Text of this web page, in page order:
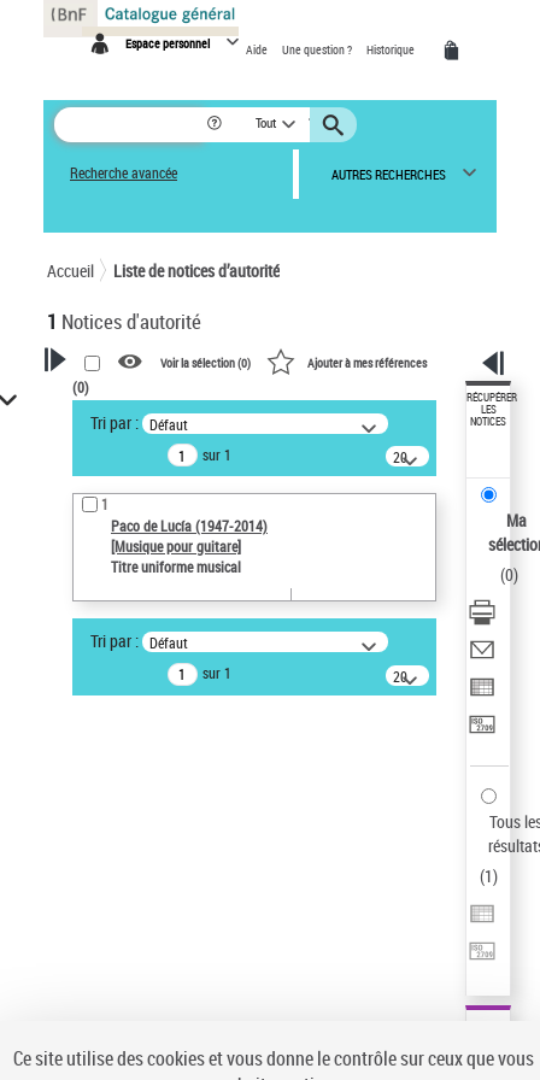
Espace personnel Aide Une question ? Historique
Tout
Recherche avancée AUTRES RECHERCHES
Accueil Liste de notices d’autorité
1 Notices d'autorité
VOTRE RECHERCHE
Recherche avancée dans les
notices d’autorité
Œuvres liées à l'auteur :
Paco de Lucía (1947-2014)
Type de notice d'autorité
Œuvre
Sauvegarder votre recherche
Voir la sélection (0) Ajouter à mes références
(0)
Tri par : Défaut
sur 1
20
résultats/page
1
Paco de Lucía (1947-2014)
[Musique pour guitare]
Titre uniforme musical
Tri par : Défaut
sur 1
20
résultats/page
RÉCUPÉRER
LES
NOTICES
Ma
(0)
Tous
(1)
Panneau de gestion des cookies
Ce site utilise des cookies et vous donne le contrôle sur ceux que vous